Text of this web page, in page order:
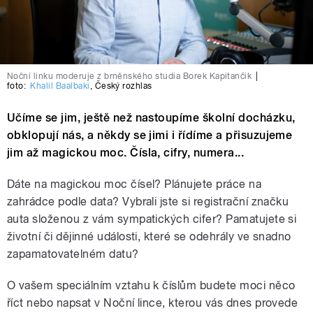
Noční linku moderuje z brněnského studia Borek Kapitančik
foto: Khalil Baalbaki , Český rozhlas
Učíme se jim, ještě než nastoupíme školní docházku,
obklopují nás, a někdy se jimi i řídíme a přisuzujeme
jim až magickou moc. Čísla, cifry, numera...
Dáte na magickou moc čísel? Plánujete práce na
zahrádce podle data? Vybrali jste si registrační značku
auta složenou z vám sympatických cifer? Pamatujete si
životní či dějinné události, které se odehrály ve snadno
zapamatovatelném datu?
O vašem speciálním vztahu k číslům budete moci něco
říct nebo napsat v Noční lince, kterou vás dnes provede